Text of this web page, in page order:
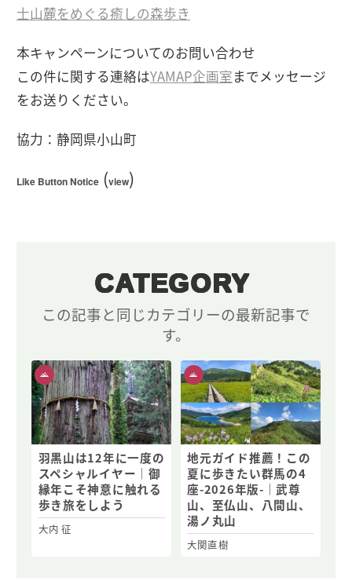
士山麓をめぐる癒しの森歩き
本キャンペーンについてのお問い合わせ
この件に関する連絡はYAMAP企画室までメッセージ
をお送りください。
協力：静岡県小山町
Like Button Notice(view)
CATEGORY
この記事と同じカテゴリーの最新記事で
す。
羽黒山は12年に一度の
スペシャルイヤー｜御
縁年こそ神意に触れる
歩き旅をしよう
大内 征
地元ガイド推薦！この
夏に歩きたい群馬の4
座-2026年版-｜武尊
山、至仏山、八間山、
湯ノ丸山
大関直樹